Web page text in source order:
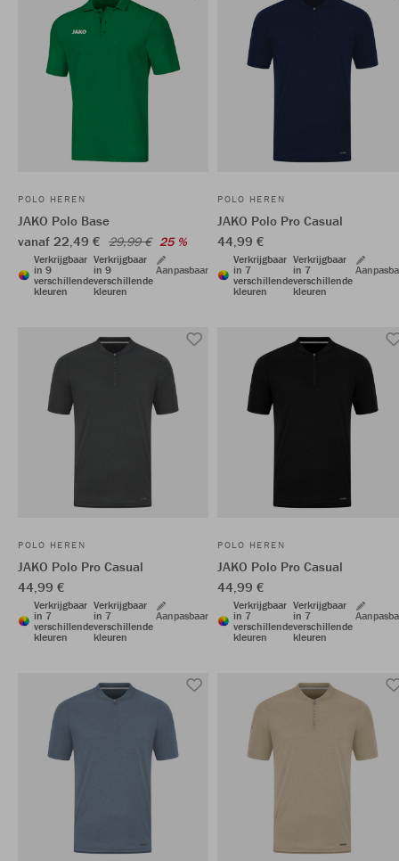
POLO HEREN
JAKO Polo Base
vanaf 22,49 € 29,99 € 25 %
Verkrijgbaar
in 9
verschillende
kleuren
Verkrijgbaar
in 9
verschillende
kleuren
Aanpasbaar
POLO HEREN
JAKO Polo Pro Casual
44,99 €
Verkrijgbaar
in 7
verschillende
kleuren
Verkrijgbaar
in 7
verschillende
kleuren
POLO HEREN
JAKO Polo Pro Casual
44,99 €
Verkrijgbaar
in 7
verschillende
kleuren
Verkrijgbaar
in 7
verschillende
kleuren
Aanpasbaar
POLO HEREN
JAKO Polo Pro Casual
44,99 €
Verkrijgbaar
in 7
verschillende
kleuren
Verkrijgbaar
in 7
verschillende
kleuren